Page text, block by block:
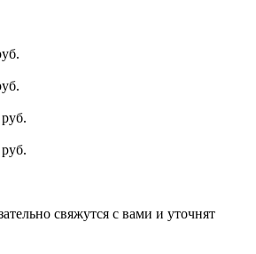
свяжутся с вами и уточнят